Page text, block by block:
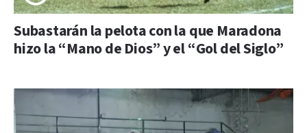
Subastarán la pelota con la que Maradona
hizo la “Mano de Dios” y el “Gol del Siglo”